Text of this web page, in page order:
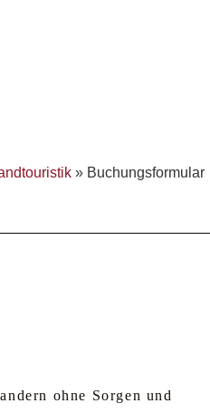
» Buchungsformular
ohne Sorgen und